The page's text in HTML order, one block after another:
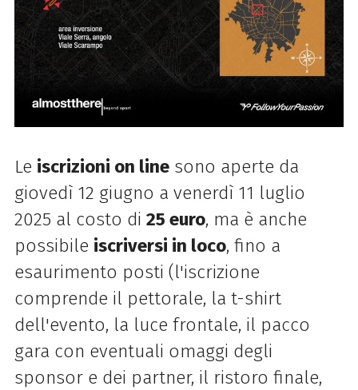
Le iscrizioni on linesono aperte da
giovedì 12 giugno a venerdì 11 luglio
2025 al costo di 25 euro, ma è anche
possibile iscriversi in loco, fino a
esaurimento posti (l'iscrizione
comprende il pettorale, la t-shirt
dell'evento, la luce frontale, il pacco
gara con eventuali omaggi degli
sponsor e dei partner, il ristoro finale,